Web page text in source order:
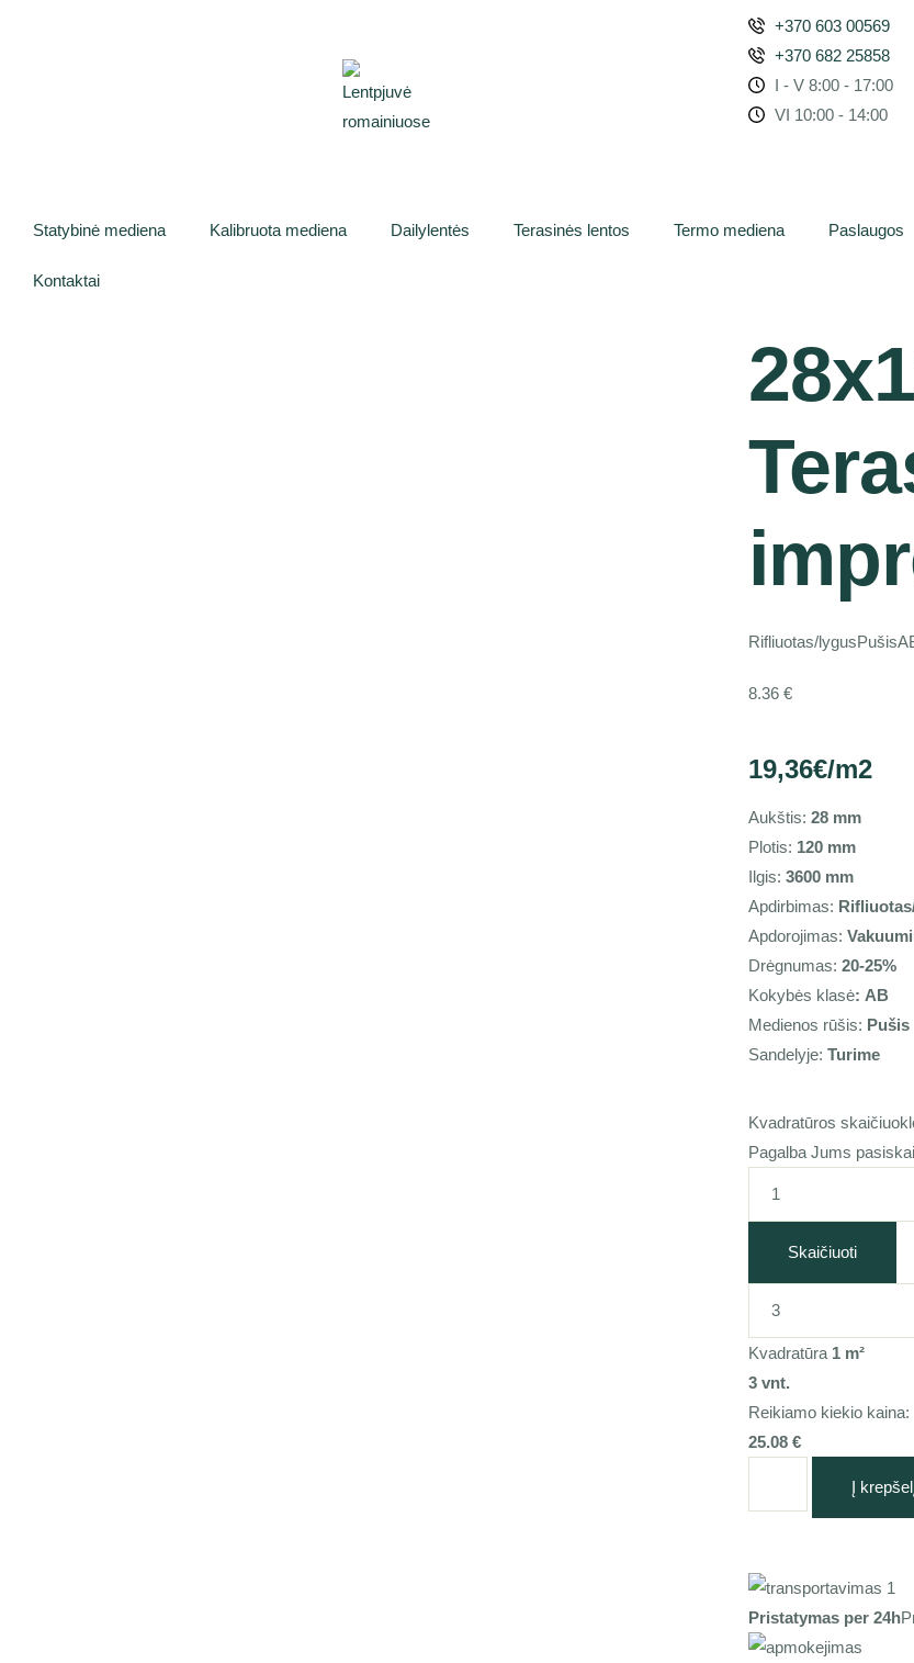
+370 603 00569
+370 682 25858
I - V 8:00 - 17:00
VI 10:00 - 14:00
Statybinė mediena Kalibruota mediena Dailylentės Terasinės lentos Termo mediena Paslaugos
Kontaktai
Rifliuotas/lygusPušis
8.36 €
19,36€/m2
Aukštis: 28 mm
Plotis: 120 mm
Ilgis: 3600 mm
Apdirbimas:
Apdorojimas:
Drėgnumas: 20-25%
Kokybės klasė: AB
Medienos rūšis: Pušis
Sandelyje: Turime
Kvadratūros
Pagalba Jums
Skaičiuoti
Kvadratūra 1 m²
3 vnt.
Reikiamo kiekio kaina:
25.08 €
Į
Pristatymas per 24h